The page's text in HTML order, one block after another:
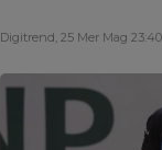
Digitrend, 25 Mer Mag 23:40